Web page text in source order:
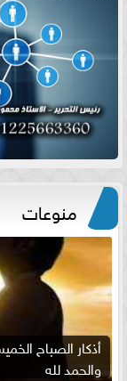
منوعات
والحمد لله